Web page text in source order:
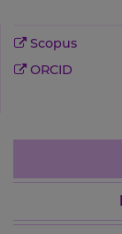
Scopus
ORCID